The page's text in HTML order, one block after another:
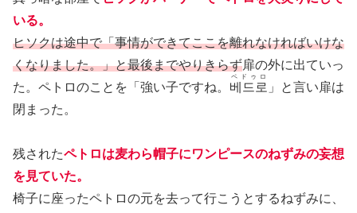
いる。
ヒソクは途中で「事情ができてここを離れなければいけな
くなりました。」と最後までやりきらず扉の外に出ていっ
た。ペトロのことを「強い子ですね。 베드로
ペドゥロ
」と言い扉は
閉まった。
残されたペトロは麦わら帽子にワンピースのねずみの妄想
を見ていた。
椅子に座ったペトロの元を去って行こうとするねずみに、